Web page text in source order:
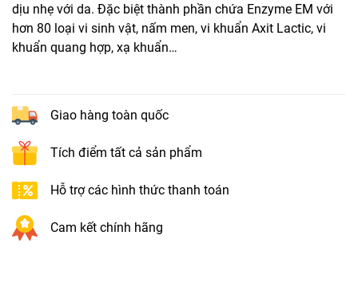
dịu nhẹ với da. Đặc biệt thành phần chứa Enzyme EM với
hơn 80 loại vi sinh vật, nấm men, vi khuẩn Axit Lactic, vi
khuẩn quang hợp, xạ khuẩn…
Giao hàng toàn quốc
Tích điểm tất cả sản phẩm
Hỗ trợ các hình thức thanh toán
Cam kết chính hãng